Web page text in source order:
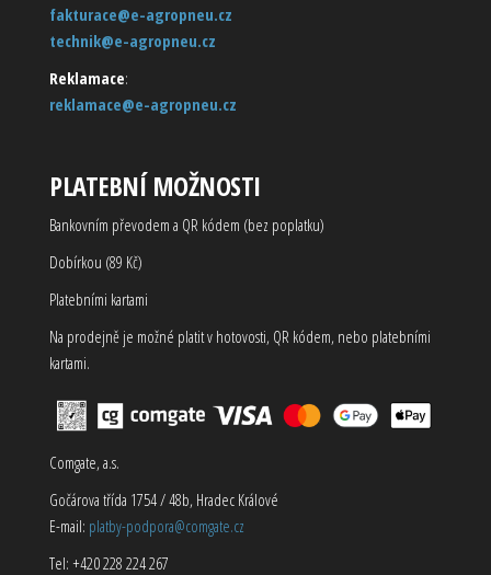
fakturace@e-agropneu.cz
technik@e-agropneu.cz
Reklamace:
reklamace@e-agropneu.cz
PLATEBNÍ MOŽNOSTI
Bankovním převodem a QR kódem (bez poplatku)
Dobírkou (89 Kč)
Platebními kartami
Na prodejně je možné platit v hotovosti, QR kódem, nebo platebními
kartami.
Comgate, a.s.
Gočárova třída 1754 / 48b, Hradec Králové
E-mail: platby-podpora@comgate.cz
Tel: +420 228 224 267